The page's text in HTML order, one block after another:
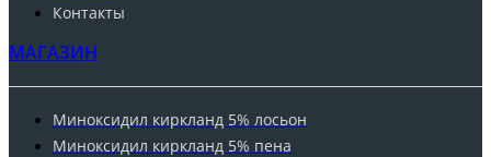
Контакты
МАГАЗИН
Миноксидил киркланд 5% лосьон
Миноксидил киркланд 5% пена